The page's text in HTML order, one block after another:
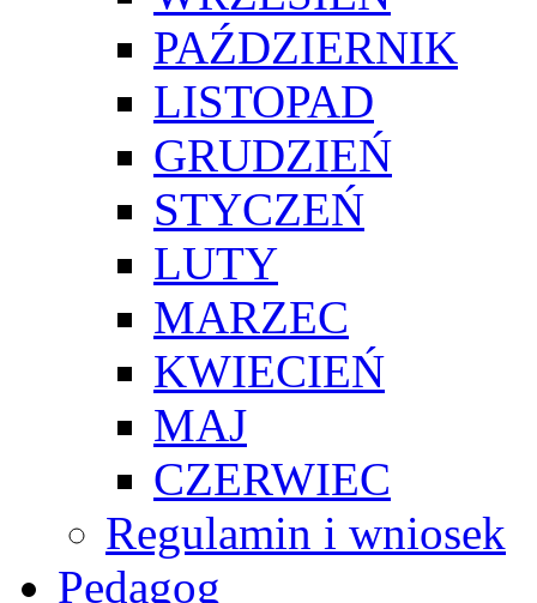
PAŹDZIERNIK
LISTOPAD
GRUDZIEŃ
STYCZEŃ
LUTY
MARZEC
KWIECIEŃ
MAJ
CZERWIEC
Regulamin i wniosek
Pedagog